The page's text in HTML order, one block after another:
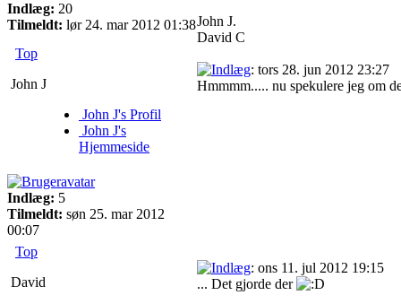
Indlæg: 20
Tilmeldt: lør 24. mar 2012 01:38John J.
David C
Top
John J
John J's Profil
John J's
Hjemmeside
Indlæg: 5
Tilmeldt: søn 25. mar 2012
00:07
: tors 28. jun 2012 23:27
Hmmmm..... nu spekulere jeg om
Top
David
: ons 11. jul 2012 19:15
... Det gjorde der